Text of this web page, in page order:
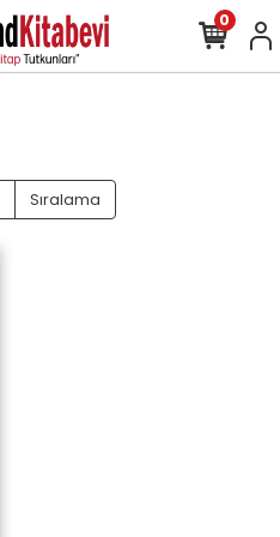
0
Sıralama